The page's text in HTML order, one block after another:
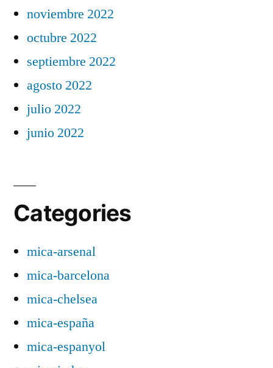
noviembre 2022
octubre 2022
septiembre 2022
agosto 2022
julio 2022
junio 2022
Categories
mica-arsenal
mica-barcelona
mica-chelsea
mica-españa
mica-espanyol